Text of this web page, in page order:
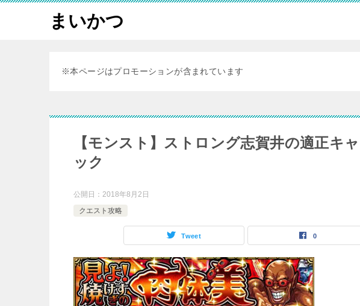
まいかつ
※本ページはプロモーションが含まれています
【モンスト】ストロング志賀井の適正キ
ック
公開日： 2018年8月2日
クエスト攻略
Tweet 0